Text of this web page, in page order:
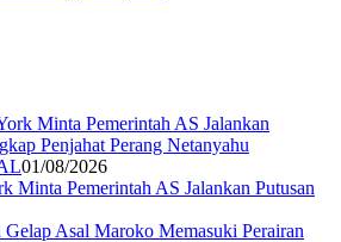
01/08/2026
Minta Pemerintah AS Jalankan Putusan